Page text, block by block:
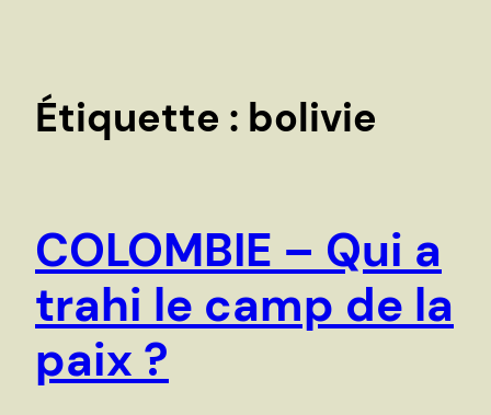
h
Étiquette : bolivie
COLOMBIE – Qui a
trahi le camp de la
paix ?